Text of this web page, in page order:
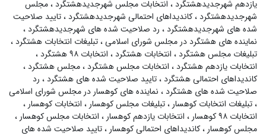
یازدهم شهرجدیدهشتگرد، انتخابات مجلس شهرجدیدهشتگرد،مجلس
شهرجدیدهشتگرد،کاندیداهای احتمالی شهرجدیدهشتگرد،تایید صلاحیت
شده های شهرجدیدهشتگرد، رد صلاحیت شده های شهرجدیدهشتگرد،
نماینده های هشتگرد در مجلس شورای اسلامی،تبلیغات انتخابات هشتگرد،
تبلیغات مجلس هشتگرد، انتخابات هشتگرد، انتخابات ۹۸ هشتگرد
،
انتخابات یازدهم هشتگرد، انتخابات مجلس هشتگرد،مجلس هشتگرد،
کاندیداهای احتمالی هشتگرد،تایید صلاحیت شده های هشتگرد، رد
صلاحیت شده های هشتگرد، نماینده های کوهسار در مجلس شورای اسلامی
،تبلیغات انتخابات کوهسار ،تبلیغات مجلس کوهسار ، انتخابات کوهسار ،
انتخابات ۹۸ کوهسار
، انتخابات یازدهم کوهسار ، انتخابات مجلس کوهسار ،
مجلس کوهسار ،کاندیداهای احتمالی کوهسار ،تایید صلاحیت شده های